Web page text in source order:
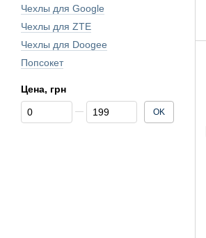
Чехлы для Google
Чехлы для ZTE
Чехлы для Doogee
Попсокет
Цена, грн
От Цена, грн
До Цена, грн OK